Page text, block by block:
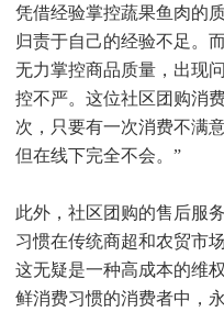
凭借经验掌控蔬果鱼肉的
归责于自己的经验不足。
无力掌控商品质量，出现
控不严。这位社区团购消
次，只要有一次消费不满
但在线下完全不会。”
此外，社区团购的售后服
习惯在传统商超和农贸市
这无疑是一种高成本的维
鲜消费习惯的消费者中，